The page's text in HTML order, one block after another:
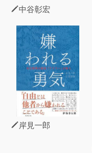
中谷彰宏
岸見一郎